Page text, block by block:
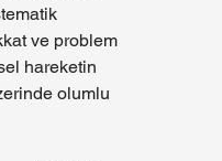
ve problem
hareketin
olumlu